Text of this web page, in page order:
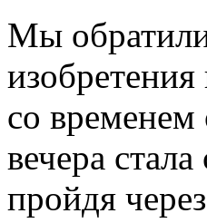
Мы
со
вечера
пройдя